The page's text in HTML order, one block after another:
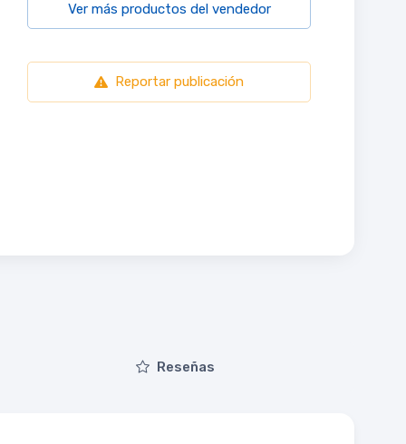
Ver más productos del vendedor
Reportar publicación
Reseñas